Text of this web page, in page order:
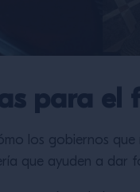
para el
los gobiernos
que ayuden a dar